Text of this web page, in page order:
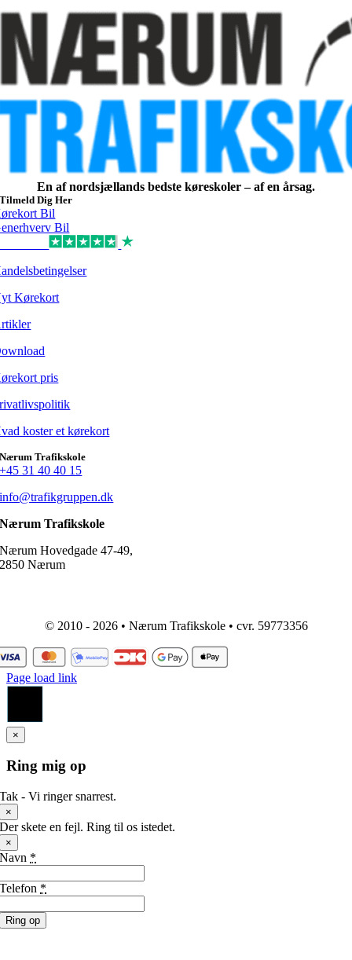
En af nordsjællands bedste køreskoler – af en årsag.
Tilmeld Dig Her
Bil
Bil
Kørekort
pris
koster et kørekort
Nærum Trafikskole
+45 31 40 40 15
info@trafikgruppen.dk
Nærum Trafikskole
Nærum Hovedgade 47-49,
2850 Nærum
© 2010 - 2026 • Nærum Trafikskole • cvr. 59773356
Page load link
Go
Top
×
Ring mig op
Tak - Vi ringer snarrest.
×
Der skete en fejl. Ring til os istedet.
×
Navn *
Telefon *
Ring op